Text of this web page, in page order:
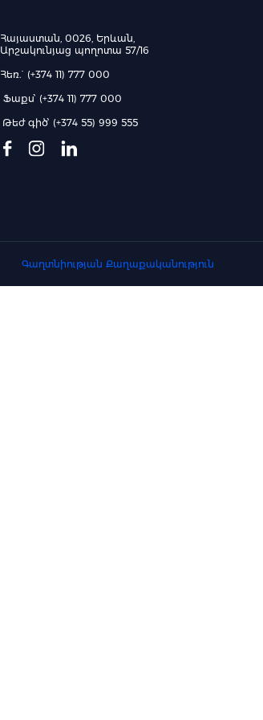
Հայաստան, 0026, Երևան,
Արշակունյաց պողոտա 57/16
Հեռ.` (+374 11) 777 000
Ֆաքս՝ (+374 11) 777 000
Թեժ գիծ՝ (+374 55) 999 555
Գաղտնիության Քաղաքականություն